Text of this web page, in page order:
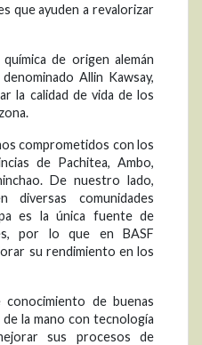
que ayuden a revalorizar
de origen alemán
Allin Kawsay,
la calidad de vida de los
comprometidos con los
de Pachitea, Ambo,
De nuestro lado,
diversas comunidades
es la única fuente de
por lo que en BASF
su rendimiento en los
de buenas
la mano con tecnología
sus procesos de